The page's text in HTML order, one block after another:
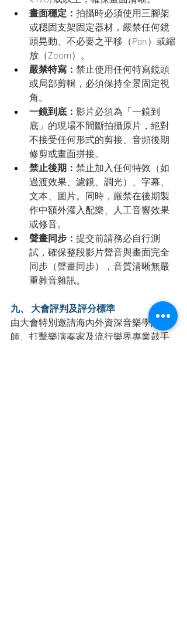
畫面穩定： 拍攝時必須使用三腳架
或穩固支架固定器材，嚴禁任何鏡
頭晃動、不必要之平移（Pan）或縮
放（Zoom）。
嚴禁特寫： 禁止使用任何特寫鏡頭
或局部剪輯，必須保持全景固定視
角。
一鏡到底： 影片必須為「一鏡到
底」的現場不間斷拍攝原片，絕對
不接受任何形式的剪接、音頻後期
修剪或畫面拼接。
禁止後期： 禁止加入任何特效（如
過渡效果、濾鏡、調光）、字幕、
文本、圖片。同時，嚴禁在後期製
作中額外灌入配樂、人工音響效果
或修音。
聲畫同步： 提交前請務必自行測
試，確保整段影片聲音與畫面完全
同步（聲畫同步），音質清晰無嚴
重雜音雜訊。
九、 大會評判及評分標準
由大會特別邀請海內外資深音樂學院導
師、打擊樂演奏家及流行樂界專業鼓手